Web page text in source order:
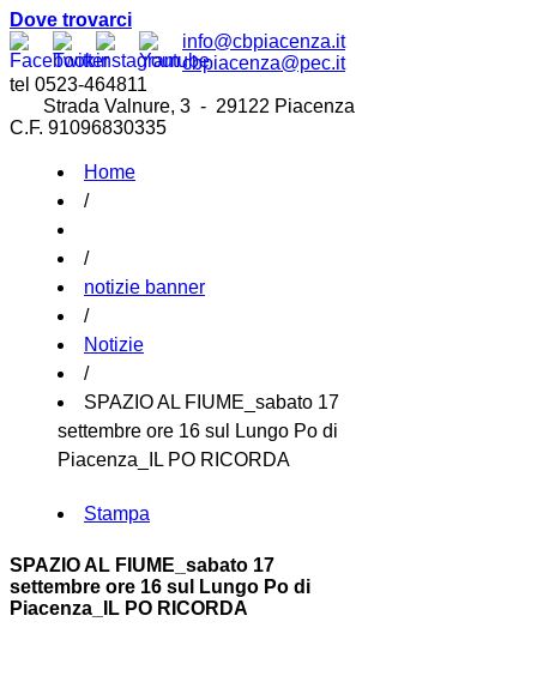
Dove trovarci
info@cbpiacenza.it
cbpiacenza@pec.it
tel 0523-464811
Strada Valnure, 3 - 29122 Piacenza
C.F. 91096830335
Home
/
/
notizie banner
/
Notizie
/
SPAZIO AL FIUME_sabato 17
settembre ore 16 sul Lungo Po di
Piacenza_IL PO RICORDA
Stampa
SPAZIO AL FIUME_sabato 17
settembre ore 16 sul Lungo Po di
Piacenza_IL PO RICORDA